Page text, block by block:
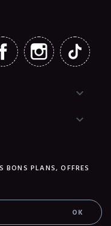
FACEBOOK INSTAGRAM


BONS PLANS, OFFRES